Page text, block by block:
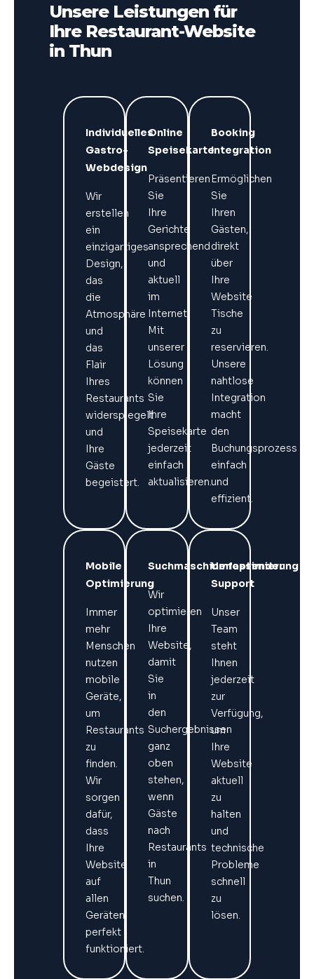
Unsere Leistungen für
Ihre Restaurant-Website
in Thun
Individuelles
Gastro-
Webdesign
Wir
erstellen
ein
einzigartiges
Design,
das
die
Atmosphäre
und
das
Flair
Ihres
Restaurants
widerspiegelt
und
Ihre
Gäste
begeistert.
Online
Speisekarte
Präsentieren
Sie
Ihre
Gerichte
ansprechend
und
aktuell
im
Internet.
Mit
unserer
Lösung
können
Sie
Ihre
Speisekarte
jederzeit
einfach
aktualisieren.
Booking
Integration
Ermöglichen
Sie
Ihren
Gästen,
direkt
über
Ihre
Website
Tische
zu
reservieren.
Unsere
nahtlose
Integration
macht
den
Buchungsprozess
einfach
und
effizient.
Mobile
Optimierung
Immer
mehr
Menschen
nutzen
mobile
Geräte,
um
Restaurants
zu
finden.
Wir
sorgen
dafür,
dass
Ihre
Website
auf
allen
Geräten
perfekt
funktioniert.
Suchmaschinenoptimierung
Wir
optimieren
Ihre
Website,
damit
Sie
in
den
Suchergebnissen
ganz
oben
stehen,
wenn
Gäste
nach
Restaurants
in
Thun
suchen.
Umfassender
Support
Unser
Team
steht
Ihnen
jederzeit
zur
Verfügung,
um
Ihre
Website
aktuell
zu
halten
und
technische
Probleme
schnell
zu
lösen.